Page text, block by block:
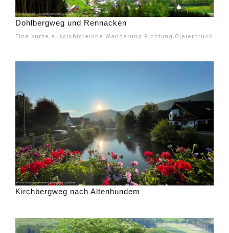
Dohlbergweg und Rennacken
Eine kurze aussichtsreiche Wanderung Richtung Gleierbrück
Kirchbergweg nach Altenhundem